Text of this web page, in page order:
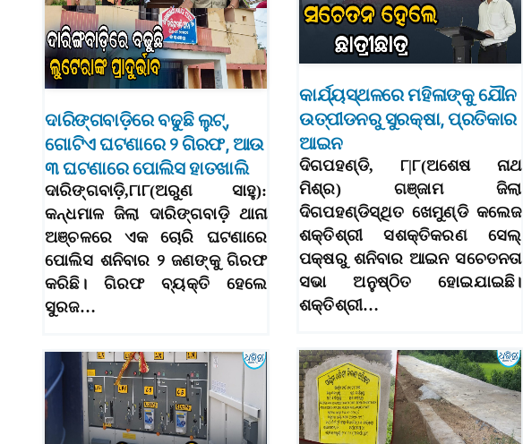
କାର୍ଯ୍ୟସ୍ଥଳରେ ମହିଳାଙ୍କୁ ଯୌନ
ଉତ୍ପୀଡନରୁ ସୁରକ୍ଷା, ପ୍ରତିକାର
ଆଇନ
ଦିଗପହଣ୍ଡି, ୮|୮(ଅଶେଷ ନାଥ
ମିଶ୍ର) ଗଞ୍ଜାମ ଜିଲା
ଦିଗପହଣ୍ଡିସ୍ଥିତ ଖେମୁଣ୍ଡି କଲେଜ
ଶକ୍ତିଶ୍ରୀ ସଶକ୍ତିକରଣ ସେଲ୍
ପକ୍ଷରୁ ଶନିବାର ଆଇନ ସଚେତନତା
ସଭା ଅନୁଷ୍ଠିତ ହୋଇଯାଇଛି।
ଶକ୍ତିଶ୍ରୀ…
ଦାରିଙ୍ଗବାଡ଼ିରେ ବଢୁଛି ଲୁଟ୍‌,
ଗୋଟିଏ ଘଟଣାରେ ୨ ଗିରଫ, ଆଉ
୩ ଘଟଣାରେ ପୋଲିସ ହାତଖାଲି
ଦାରିଙ୍ଗବାଡ଼ି,୮ା୮(ଅରୁଣ ସାହୁ):
କନ୍ଧମାଳ ଜିଲା ଦାରିଙ୍ଗବାଡ଼ି ଥାନା
ଅଞ୍ଚଳରେ ଏକ ଚୋରି ଘଟଣାରେ
ପୋଲିସ ଶନିବାର ୨ ଜଣଙ୍କୁ ଗିରଫ
କରିଛି। ଗିରଫ ବ୍ୟକ୍ତି ହେଲେ
ସୁରଜ…